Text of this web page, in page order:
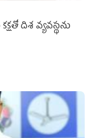
దిశ వ్య‌వ‌స్థ‌ను